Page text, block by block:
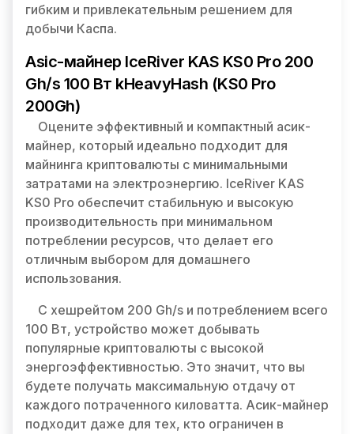
гибким и привлекательным решением для
добычи Каспа.
Asic-майнер IceRiver KAS KS0 Pro 200
Gh/s 100 Вт kHeavyHash (KS0 Pro
200Gh)
Оцените эффективный и компактный асик-
майнер, который идеально подходит для
майнинга криптовалюты с минимальными
затратами на электроэнергию. IceRiver KAS
KS0 Pro обеспечит стабильную и высокую
производительность при минимальном
потреблении ресурсов, что делает его
отличным выбором для домашнего
использования.
С хешрейтом 200 Gh/s и потреблением всего
100 Вт, устройство может добывать
популярные криптовалюты с высокой
энергоэффективностью. Это значит, что вы
будете получать максимальную отдачу от
каждого потраченного киловатта. Асик-майнер
подходит даже для тех, кто ограничен в